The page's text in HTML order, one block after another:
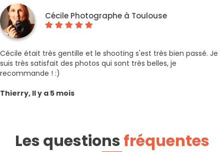
Cécile Photographe à Toulouse
Cécile était très gentille et le shooting s'est très bien passé. Je
suis très satisfait des photos qui sont très belles, je
recommande ! :)
Thierry, Il y a 5 mois
Les questionsfréquentes